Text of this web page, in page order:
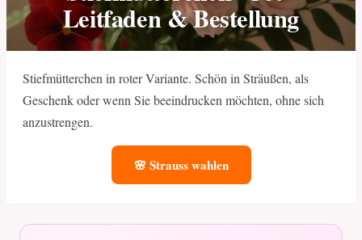
Leitfaden & Bestellung
Stiefmütterchen in roter Variante. Schön in Sträußen, als
Geschenk oder wenn Sie beeindrucken möchten, ohne sich
anzustrengen.
🌸 Strauss wahlen